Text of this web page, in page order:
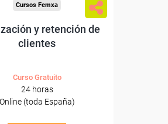
Cursos Femxa
y retención de
clientes
Curso Gratuito
24 horas
Online (toda España)